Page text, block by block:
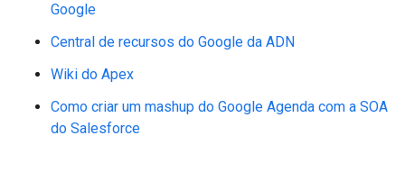
Google
Central de recursos do Google da ADN
Wiki do Apex
Como criar um mashup do Google Agenda com a SOA
do Salesforce